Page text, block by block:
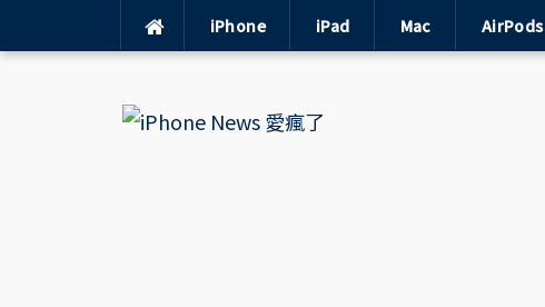
iPhone iPad Mac AirPods